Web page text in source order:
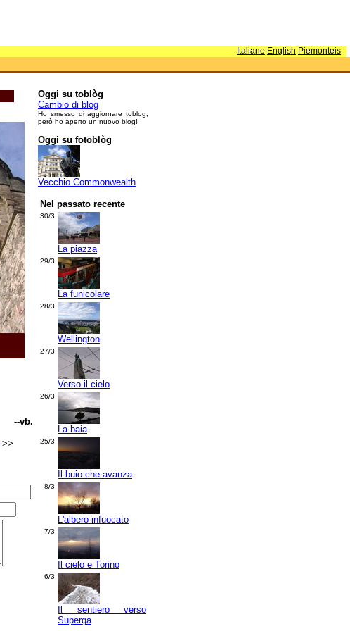
Italiano English Piemonteis
--vb.
>>
Oggi su toblòg
Cambio di blog
Ho smesso di aggiornare toblog,
però ho aperto un nuovo blog!
Oggi su fotoblòg
Vecchio Commonwealth
Nel passato recente
30/3
La piazza
29/3
La funicolare
28/3
Wellington
27/3
Verso il cielo
26/3
La baia
25/3
Il buio che avanza
8/3
L'albero infuocato
7/3
Il cielo e Torino
6/3
Il sentiero verso
Superga